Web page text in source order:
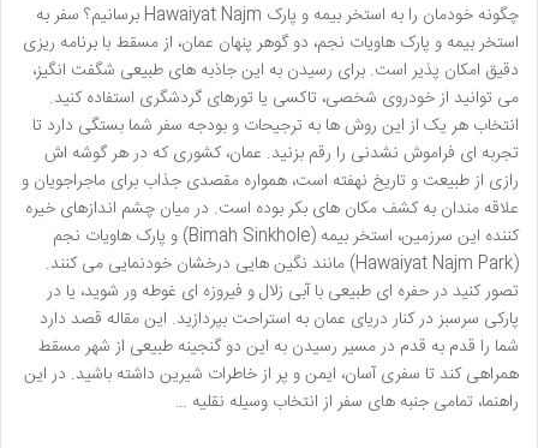
چگونه خودمان را به استخر بیمه و پارک Hawaiyat Najm برسانیم؟ سفر به
استخر بیمه و پارک هاویات نجم، دو گوهر پنهان عمان، از مسقط با برنامه ریزی
دقیق امکان پذیر است. برای رسیدن به این جاذبه های طبیعی شگفت انگیز،
می توانید از خودروی شخصی، تاکسی یا تورهای گردشگری استفاده کنید.
انتخاب هر یک از این روش ها به ترجیحات و بودجه سفر شما بستگی دارد تا
تجربه ای فراموش نشدنی را رقم بزنید. عمان، کشوری که در هر گوشه اش
رازی از طبیعت و تاریخ نهفته است، همواره مقصدی جذاب برای ماجراجویان و
علاقه مندان به کشف مکان های بکر بوده است. در میان چشم اندازهای خیره
کننده این سرزمین، استخر بیمه (Bimah Sinkhole) و پارک هاویات نجم
(Hawaiyat Najm Park) مانند نگین هایی درخشان خودنمایی می کنند.
تصور کنید در حفره ای طبیعی با آبی زلال و فیروزه ای غوطه ور شوید، یا در
پارکی سرسبز در کنار دریای عمان به استراحت بپردازید. این مقاله قصد دارد
شما را قدم به قدم در مسیر رسیدن به این دو گنجینه طبیعی از شهر مسقط
همراهی کند تا سفری آسان، ایمن و پر از خاطرات شیرین داشته باشید. در این
راهنما، تمامی جنبه های سفر از انتخاب وسیله نقلیه …